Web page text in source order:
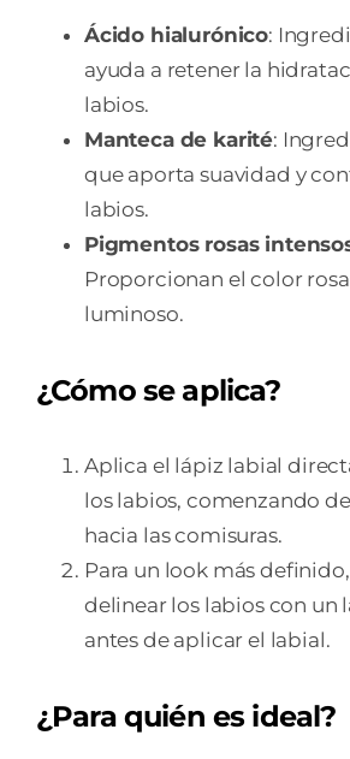
Ácido hialurónico:
ayuda a retener la
labios.
Manteca de karité:
que aporta suavidad y
labios.
Pigmentos rosas
Proporcionan el color
luminoso.
¿Cómo se aplica?
Aplica el lápiz labial
los labios, comenzando
hacia las comisuras.
Para un look más
delinear los labios con un
antes de aplicar el labial.
¿Para quién es ideal?